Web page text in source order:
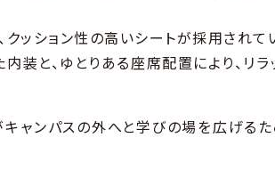
ッション性の高いシートが採用されて
装と、ゆとりある座席配置により、リラ
ャンパスの外へと学びの場を広げる